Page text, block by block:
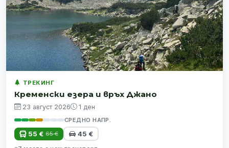
ТРЕКИНГ
Кременски езера и връх Джано
23 август 2026 1 ден
СРЕДНО НАПР.
55 € 65 € 45 €